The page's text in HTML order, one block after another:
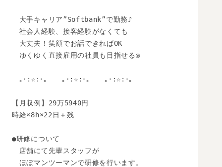
大手キャリア”Softbank”で勤務♪
社会人経験、接客経験がなくても
大丈夫！笑顔でお話できればOK
ゆくゆく直接雇用の社員も目指せる◎
｡･:☆:･｡　　｡･:☆:･｡　　｡･:☆:･｡
【月収例】29万5940円
時給×8h×22日＋残
●研修について
店舗にて先輩スタッフが
ほぼマンツーマンで研修を行います。